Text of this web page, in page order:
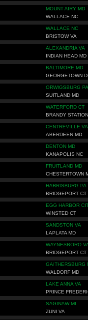
MOUNT AIRY MD
WALLACE NC
WALLACE NC
BRISTOW VA
ALEXANDRIA VA
INDIAN HEAD MD
BALTIMORE MD
GEORGETOWN
ORWIGSBURG PA
SUITLAND MD
WATERFORD CT
BRANDY
CENTREVILLE VA
ABERDEEN MD
DENTON MD
KANAPOLIS NC
FRUITLAND MD
CHESTERTOWN
HARRISBURG PA
BRIDGEPORT CT
EGG HARBOR
WINSTED CT
SANDSTON VA
LAPLATA MD
WAYNESBORO
BRIDGEPORT CT
GAITHERSBURG
WALDORF MD
LAKE ANNA VA
PRINCE
SAGINAW MI
ZUNI VA